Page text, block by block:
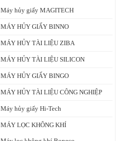
Máy hủy giấy MAGITECH
MÁY HỦY GIẤY BINNO
MÁY HỦY TÀI LIỆU ZIBA
MÁY HỦY TÀI LIỆU SILICON
MÁY HỦY GIẤY BINGO
MÁY HỦY TÀI LIỆU CÔNG NGHIỆP
Máy hủy giấy Hi-Tech
MÁY LỌC KHÔNG KHÍ